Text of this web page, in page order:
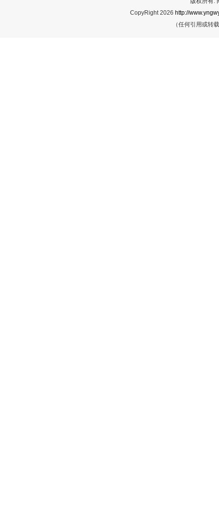
CopyRight 2026 http://
（任何引用或转